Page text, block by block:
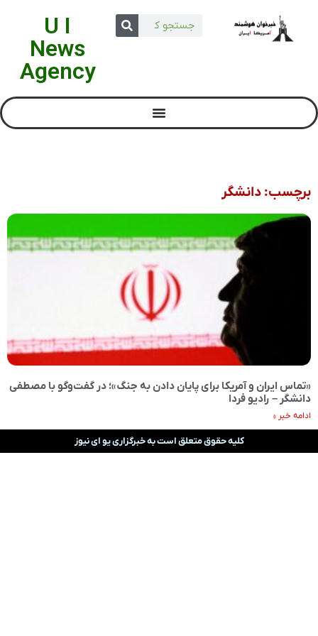
U I
News
Agency
برچسب: دانشگر
«تماس ایران و آمریکا برای پایان دادن به جنگ»؛ در گفت‌وگو با مصطفی
دانشگر – رادیو فردا
ادامه خبر »
کلیه حقوق متعلق است به خبرگزاری یو ای نیوز